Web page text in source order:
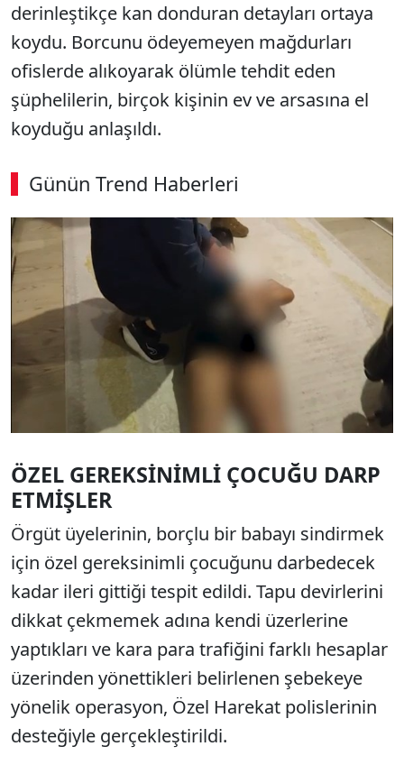
derinleştikçe kan donduran detayları ortaya
koydu. Borcunu ödeyemeyen mağdurları
ofislerde alıkoyarak ölümle tehdit eden
şüphelilerin, birçok kişinin ev ve arsasına el
koyduğu anlaşıldı.
Günün Trend Haberleri
ÖZEL GEREKSİNİMLİ ÇOCUĞU DARP
ETMİŞLER
Örgüt üyelerinin, borçlu bir babayı sindirmek
için özel gereksinimli çocuğunu darbedecek
kadar ileri gittiği tespit edildi. Tapu devirlerini
dikkat çekmemek adına kendi üzerlerine
yaptıkları ve kara para trafiğini farklı hesaplar
üzerinden yönettikleri belirlenen şebekeye
yönelik operasyon, Özel Harekat polislerinin
desteğiyle gerçekleştirildi.